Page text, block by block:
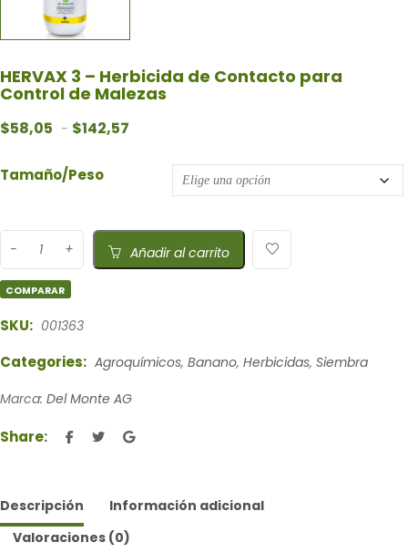
HERVAX 3 – Herbicida de Contacto para
Control de Malezas
$58,05 - $142,57
Tamaño/Peso
Añadir al carrito
COMPARAR
SKU: 001363
Categories: Agroquímicos, Banano, Herbicidas, Siembra
Marca: Del Monte AG
Share:
Descripción
Información adicional
Valoraciones (0)